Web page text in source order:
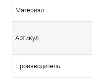
Материал
Артикул
Производитель